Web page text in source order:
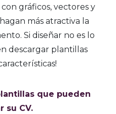
gráficos, vectores y
más atractiva la
Si diseñar no es lo
descargar plantillas
que pueden
su CV.